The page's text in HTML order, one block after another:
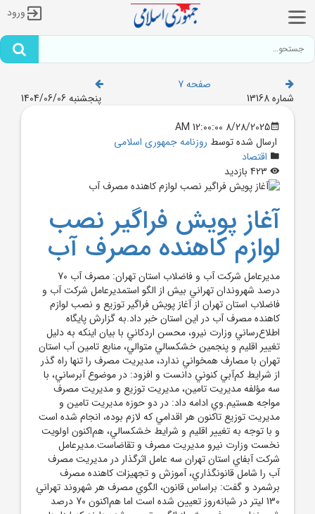
ورود
صفحه 7
شماره 13168
پنجشنبه 1404/06/06
8/28/2025 12:00:00 AM
ارسال شده توسط روزنامه جمهوری اسلامی
اقتصاد
آغاز پويش فراگير نصب
لوازم کاهنده مصرف آب
مديرعامل شرکت آب و فاضلاب استان تهران: مصرف آب 70
درصد شهروندان تهراني بيش از الگو استمديرعامل شرکت آب و
فاضلاب استان تهران از آغاز پويش فراگير توزيع و نصب لوازم
کاهنده مصرف آب در اين استان خبر داد.به گزارش پايگاه
اطلاع‌رساني وزارت نيرو، محسن اردکاني با بيان اينکه به دليل
تغيير اقليم و پنجمين خشکسالي متوالي، منابع تامين آب استان
تهران با مصارف همخواني ندارد، مديريت مصرف را تنها راه گذر
از شرايط کم‌آبي کنوني دانست و افزود: در موضوع آبرساني، با
سه مؤلفه مديريت تامين، مديريت توزيع و مديريت مصرف
مواجه هستيم.وي ادامه داد: در دو حوزه مديريت تامين و
مديريت توزيع تاکنون هر اقدامي که لازم بوده، انجام شده است
و با توجه به تغيير اقليم و شرايط خشکسالي، هم‌اکنون اولويت
نخست وزارت نيرو مديريت مصرف و تقاضاست.مديرعامل
شرکت آبفاي استان تهران سه عامل اثرگذار در مديريت مصرف
آب را شامل قانونگذاري، آموزش و تجهيزات کاهنده مصرف
برشمرد و گفت: براساس قانون، الگوي مصرف هر شهروند تهراني
130 ليتر در شبانه‌روز تعيين شده است اما هم‌اکنون 70 درصد